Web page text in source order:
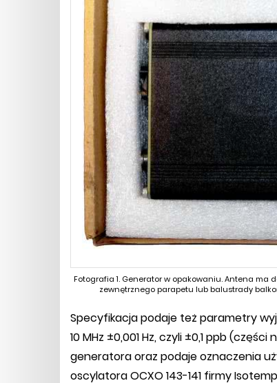
Fotografia 1. Generator w opakowaniu. Antena ma
zewnętrznego parapetu lub balustrady
Specyfikacja podaje też parametry
10 MHz ±0,001 Hz, czyli ±0,1 ppb
generatora oraz podaje oznaczenia
oscylatora OCXO 143-141 firmy